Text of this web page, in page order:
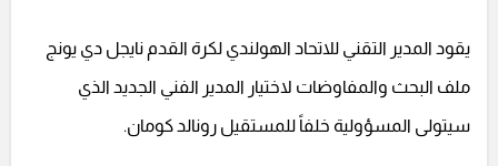
يقود المدير التقني للاتحاد الهولندي لكرة القدم نايجل دي يونج
ملف البحث والمفاوضات لاختيار المدير الفني الجديد الذي
سيتولى المسؤولية خلفاً للمستقيل رونالد كومان.